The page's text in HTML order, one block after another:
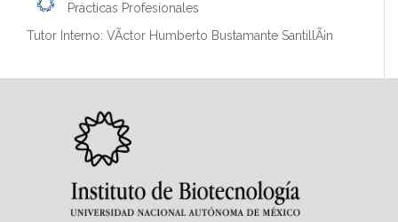
Prácticas Profesionales
Tutor Interno: VÃ­ctor Humberto Bustamante SantillÃ¡n